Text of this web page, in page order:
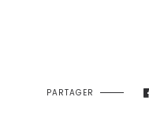
PARTAGER